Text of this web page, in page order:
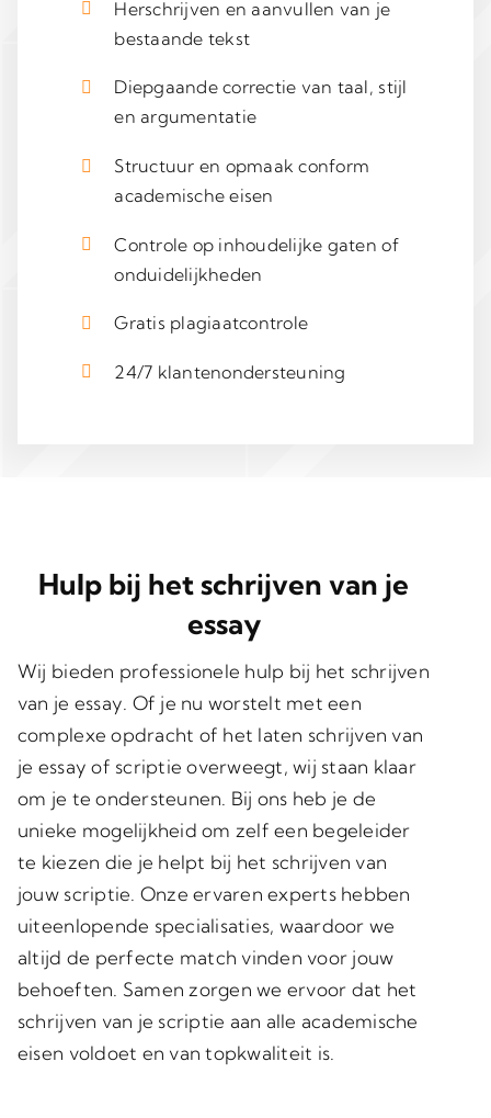
Herschrijven en aanvullen van je
bestaande tekst
Diepgaande correctie van taal, stijl
en argumentatie
Structuur en opmaak conform
academische eisen
Controle op inhoudelijke gaten of
onduidelijkheden
Gratis plagiaatcontrole
24/7 klantenondersteuning
Hulp bij het schrijven van je
essay
Wij bieden professionele hulp bij het schrijven
van je essay. Of je nu worstelt met een
complexe opdracht of het laten schrijven van
je essay of scriptie overweegt, wij staan klaar
om je te ondersteunen. Bij ons heb je de
unieke mogelijkheid om zelf een begeleider
te kiezen die je helpt bij het schrijven van
jouw scriptie. Onze ervaren experts hebben
uiteenlopende specialisaties, waardoor we
altijd de perfecte match vinden voor jouw
behoeften. Samen zorgen we ervoor dat het
schrijven van je scriptie aan alle academische
eisen voldoet en van topkwaliteit is.